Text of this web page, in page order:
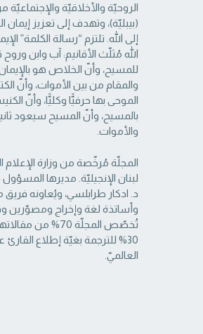
الروحيّة والأخلاقيّة
(بيبليّة)، وتهدف إلى تعزيز
إلى الله. تلتزم “رسالة ‏الكلمة”
الله مُثلّث الأقانيم: آب وابن
‏للمسيح، وأنّ الخلاص هو
والمقام من بين الأموات، وأنّ
الموحى بها حرفيًّا وكليًّا، وأنّ
بالمسيح، وأنّ المسيح ‏سيعود
والأموات. ‏
المجلّة مُرخّصة من وزارة الإعلام
لبنان الإنجيليّة. مديرها
وأساتذة لغة ‏وإخراج ومصوّرين
تُخصّص المجلّة 70%
30% للترجمة بغيّة إطلاع
العالميّ.‏